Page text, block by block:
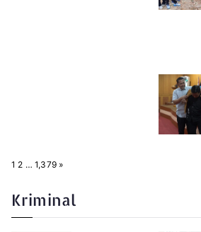
P
:
1 2 … 1,379 N
»
Kriminal